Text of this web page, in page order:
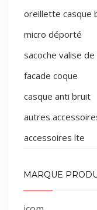
oreillette casque
micro déporté
sacoche valise
facade coque
casque anti bruit
autres
accessoires lte
MARQUE